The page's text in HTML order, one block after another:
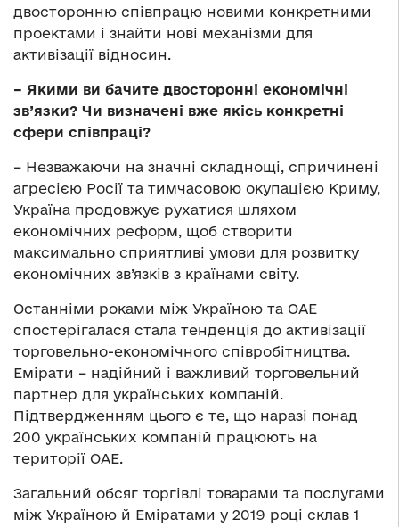
двосторонню співпрацю новими конкретними
проектами і знайти нові механізми для
активізації відносин.
– Якими ви бачите двосторонні економічні
зв’язки? Чи визначені вже якісь конкретні
сфери співпраці?
– Незважаючи на значні складнощі, спричинені
агресією Росії та тимчасовою окупацією Криму,
Україна продовжує рухатися шляхом
економічних реформ, щоб створити
максимально сприятливі умови для розвитку
економічних зв’язків з країнами світу.
Останніми роками між Україною та ОАЕ
спостерігалася стала тенденція до активізації
торговельно-економічного співробітництва.
Емірати – надійний і важливий торговельний
партнер для українських компаній.
Підтвердженням цього є те, що наразі понад
200 українських компаній працюють на
території ОАЕ.
Загальний обсяг торгівлі товарами та послугами
між Україною й Еміратами у 2019 році склав 1